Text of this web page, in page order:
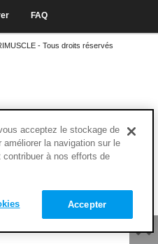
FAQ
- Tous droits réservés
acceptez le stockage de
la navigation sur le
à nos efforts de
Accepter